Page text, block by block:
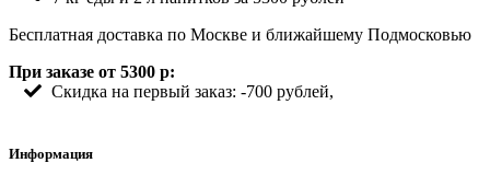
Бесплатная доставка по Москве и ближайшему Подмосковью
При заказе от 5300 р:
Скидка на первый заказ: -700 рублей,
Информация